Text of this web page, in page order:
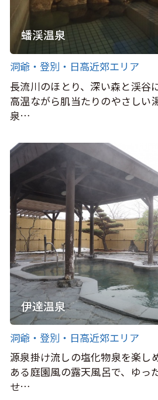
蟠渓温泉
洞爺・登別・日高近郊エリア
長流川のほとり、深い森と渓谷
高温ながら肌当たりのやさしい
泉…
伊達温泉
洞爺・登別・日高近郊エリア
源泉掛け流しの塩化物泉を楽し
ある庭園風の露天風呂で、ゆっ
せ…